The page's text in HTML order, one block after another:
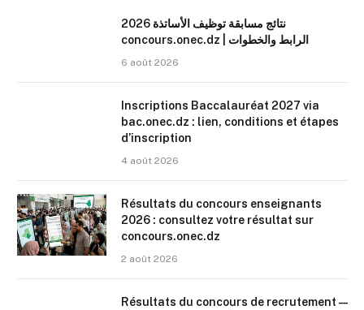
نتائج مسابقة توظيف الأساتذة 2026
concours.onec.dz | الرابط والخطوات
6 août 2026
Inscriptions Baccalauréat 2027 via
bac.onec.dz : lien, conditions et étapes
d’inscription
4 août 2026
Résultats du concours enseignants
2026 : consultez votre résultat sur
concours.onec.dz
2 août 2026
Résultats du concours de recrutement —